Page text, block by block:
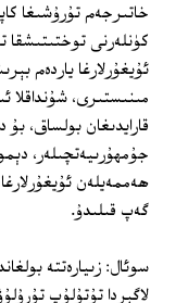
خاتىرجەم تۇرۇشىغا
كۈنلەرنى توختىتىشقا
ئۇيغۇرلارغا ياردەم
مىنىستىرى، شۇنداقلا
قارايدىغان بولساق،
جۇمھۇرىيەتچىلەر،
ھەممەيلەن
گەپ قىلىدۇ.
سوئال: زىيارەتتە
لاگېردا تۇتۇلۇپ